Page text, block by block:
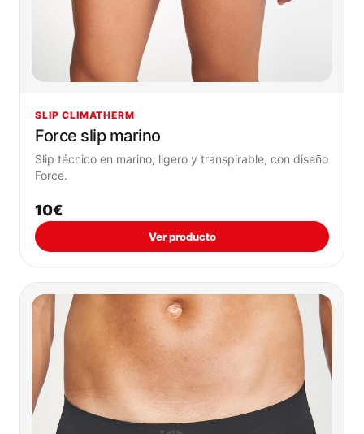
SLIP CLIMATHERM
Force slip marino
Slip técnico en marino, ligero y transpirable, con diseño
Force.
10€
Ver producto